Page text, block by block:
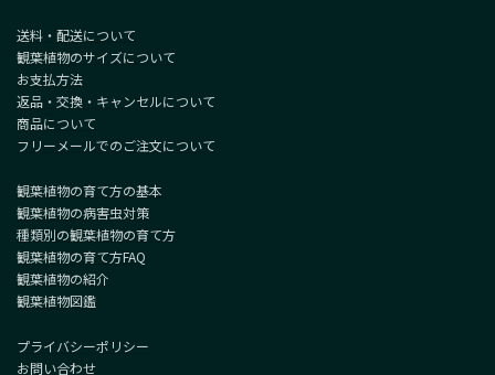
送料・配送について
観葉植物のサイズについて
お支払方法
返品・交換・キャンセルについて
商品について
フリーメールでのご注文について
観葉植物の育て方の基本
観葉植物の病害虫対策
種類別の観葉植物の育て方
観葉植物の育て方FAQ
観葉植物の紹介
観葉植物図鑑
プライバシーポリシー
お問い合わせ